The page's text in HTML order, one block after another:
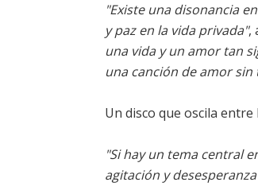
"Existe una disonancia
y paz en la vida privada",
una vida y un amor tan
una canción de amor
Un disco que oscila
"Si hay un tema central
agitación y